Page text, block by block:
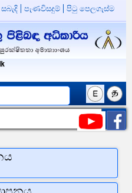
පැණවිසදුම් පිටු පෙලගැස්ම